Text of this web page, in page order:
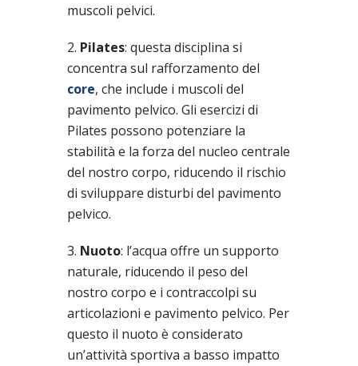
muscoli pelvici.
2. Pilates: questa disciplina si
concentra sul rafforzamento del
core, che include i muscoli del
pavimento pelvico. Gli esercizi di
Pilates possono potenziare la
stabilità e la forza del nucleo centrale
del nostro corpo, riducendo il rischio
di sviluppare disturbi del pavimento
pelvico.
3. Nuoto: l’acqua offre un supporto
naturale, riducendo il peso del
nostro corpo e i contraccolpi su
articolazioni e pavimento pelvico. Per
questo il nuoto è considerato
un’attività sportiva a basso impatto